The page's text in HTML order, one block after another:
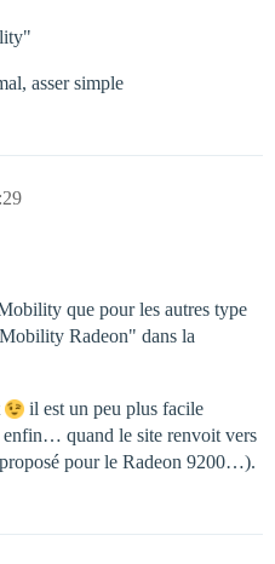
asser simple
que pour les autres type
Radeon" dans la
il est un peu plus facile
enfin… quand le site renvoit vers
pour le Radeon 9200…).